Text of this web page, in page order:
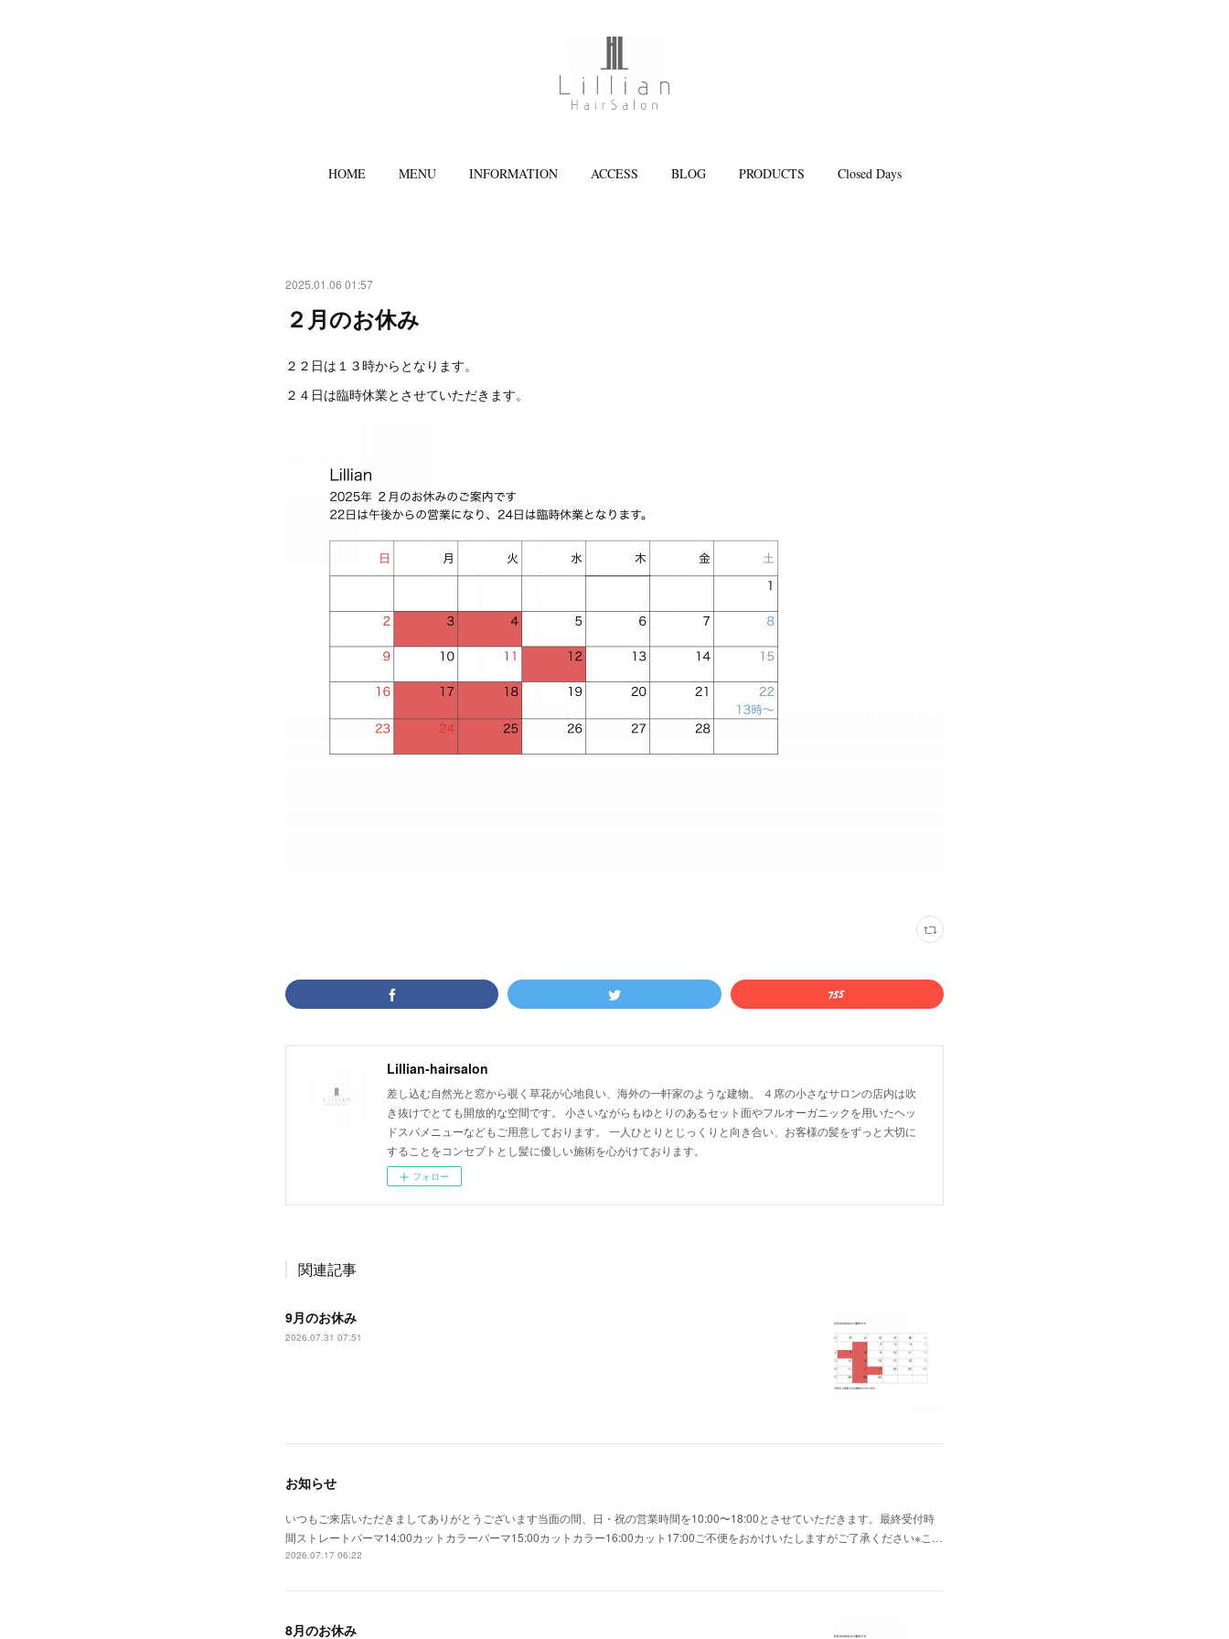
HOME MENU INFORMATION ACCESS BLOG PRODUCTS Closed Days
2025.01.06 01:57
２月のお休み
２２日は１３時からとなります。
２４日は臨時休業とさせていただきます。
Lillian-hairsalon
差し込む自然光と窓から覗く草花が心地良い、海外の一軒家のような建物。 ４席の小さなサロンの店内は吹
き抜けでとても開放的な空間です。 小さいながらもゆとりのあるセット面やフルオーガニックを用いたヘッ
ドスパメニューなどもご用意しております。 一人ひとりとじっくりと向き合い、お客様の髪をずっと大切に
することをコンセプトとし髪に優しい施術を心がけております。
フォロー
関連記事
9月のお休み
2026.07.31 07:51
お知らせ
いつもご来店いただきましてありがとうございます当面の間、日・祝の営業時間を10:00〜18:00とさせていただきます。最終受付時
間ストレートパーマ14:00カットカラーパーマ15:00カットカラー16:00カット17:00ご不便をおかけいたしますがご了承ください※こ…
2026.07.17 06:22
8月のお休み